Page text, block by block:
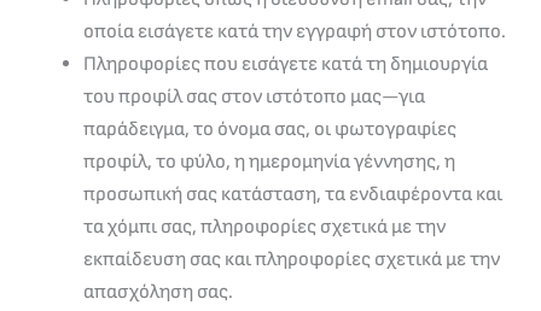
οποία εισάγετε κατά την εγγραφή στον ιστότοπο.
Πληροφορίες που εισάγετε κατά τη δημιουργία
του προφίλ σας στον ιστότοπο μας—για
παράδειγμα, το όνομα σας, οι φωτογραφίες
προφίλ, το φύλο, η ημερομηνία γέννησης, η
προσωπική σας κατάσταση, τα ενδιαφέροντα και
τα χόμπι σας, πληροφορίες σχετικά με την
εκπαίδευση σας και πληροφορίες σχετικά με την
απασχόληση σας.